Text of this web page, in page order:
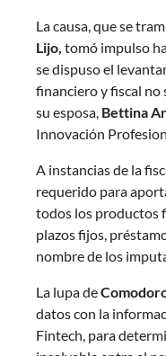
La causa, que se
Lijo, tomó impulso
se dispuso el
financiero y fiscal no
su esposa, Bettina
Innovación
A instancias de la
requerido para
todos los productos
plazos fijos,
nombre de los
La lupa de
datos con la
Fintech, para